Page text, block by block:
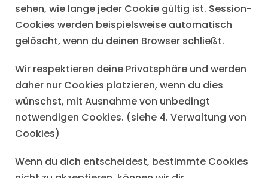
sehen, wie lange jeder Cookie gültig ist. Session-
Cookies werden beispielsweise automatisch
gelöscht, wenn du deinen Browser schließt.
Wir respektieren deine Privatsphäre und werden
daher nur Cookies platzieren, wenn du dies
wünschst, mit Ausnahme von unbedingt
notwendigen Cookies. (siehe 4. Verwaltung von
Cookies)
Wenn du dich entscheidest, bestimmte Cookies